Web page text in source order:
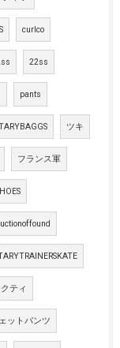
curlco
22ss
pants
ツキ
フランス軍
ティ
ットパンツ